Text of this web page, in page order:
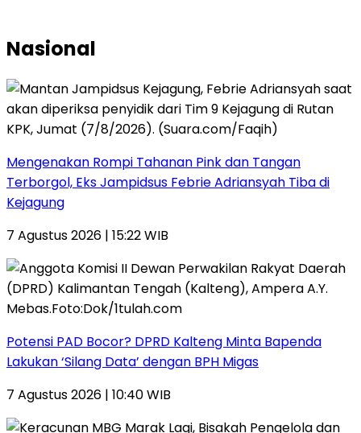
Nasional
Mengenakan Rompi Tahanan Pink dan Tangan
Terborgol, Eks Jampidsus Febrie Adriansyah Tiba di
Kejagung
7 Agustus 2026 | 15:22 WIB
Potensi PAD Bocor? DPRD Kalteng Minta Bapenda
Lakukan ‘Silang Data’ dengan BPH Migas
7 Agustus 2026 | 10:40 WIB